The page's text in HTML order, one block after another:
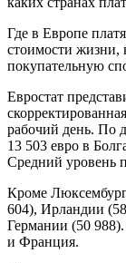
Где в Европе
стоимости жизни,
покупательную
Евростат
рабочий день. По
13 503 евро в
Средний уровень
Кроме
604), Ирландии
Германии (50
и Франция.